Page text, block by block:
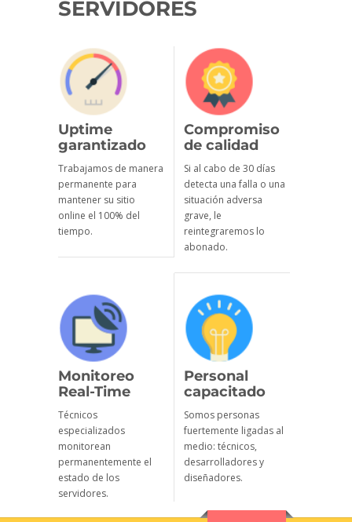
SERVIDORES
Uptime
garantizado
Trabajamos de manera
permanente para
mantener su sitio
online el 100% del
tiempo.
Compromiso
de calidad
Si al cabo de 30 días
detecta una falla o una
situación adversa
grave, le
reintegraremos lo
abonado.
Monitoreo
Real-Time
Técnicos
especializados
monitorean
permanentemente el
estado de los
servidores.
Personal
capacitado
Somos personas
fuertemente ligadas al
medio: técnicos,
desarrolladores y
diseñadores.